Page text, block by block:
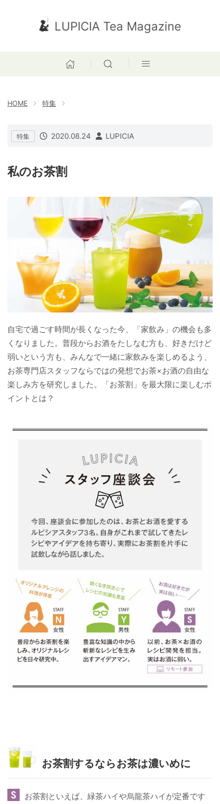
LUPICIA Tea Magazine
HOME 特集
特集 2020.08.24 LUPICIA
私のお茶割
自宅で過ごす時間が長くなった今、「家飲み」の機会も多
くなりました。普段からお酒をたしなむ方も、好きだけど
弱いという方も、みんなで一緒に家飲みを楽しめるよう、
お茶専門店スタッフならではの発想でお茶×お酒の自由な
楽しみ方を研究しました。「お茶割」を最大限に楽しむポ
イントとは？
お茶割するならお茶は濃いめに
お茶割といえば、緑茶ハイや烏龍茶ハイが定番です